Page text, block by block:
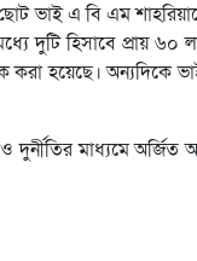
ছোট ভাই এ বি এম
দুটি হিসাবে প্রায় ৬০
হয়েছে। অন্যদিকে
মাধ্যমে অর্জিত